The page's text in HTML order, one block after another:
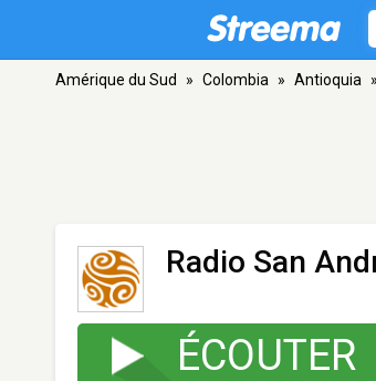
Amérique du Sud » Colombia » Antioquia »
Radio San
ÉCOUTER